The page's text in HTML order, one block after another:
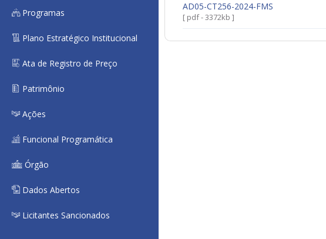
Programas
Plano Estratégico Institucional
Ata de Registro de Preço
Patrimônio
Ações
Funcional Programática
Órgão
Dados Abertos
Licitantes Sancionados
AD05-CT256-2024-FMS
[ pdf - 3372kb ]